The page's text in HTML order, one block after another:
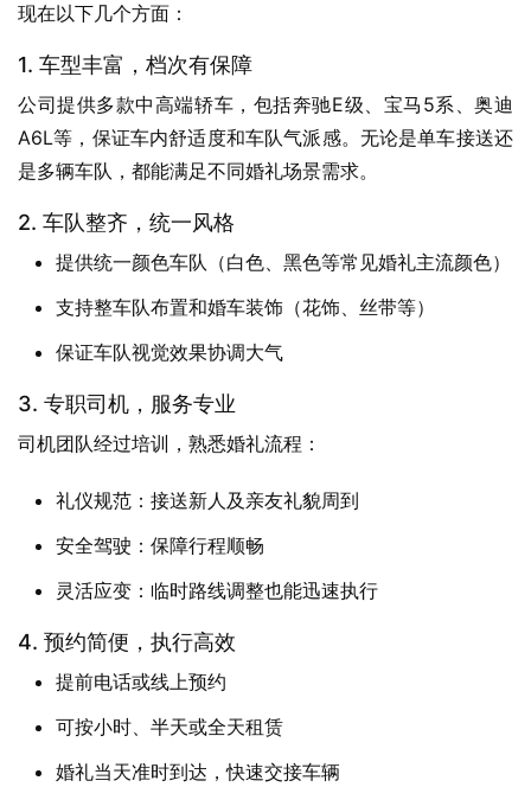
现在以下几个方面：
1. 车型丰富，档次有保障
公司提供多款中高端轿车，包括奔驰E级、宝马5系、奥迪
A6L等，保证车内舒适度和车队气派感。无论是单车接送还
是多辆车队，都能满足不同婚礼场景需求。
2. 车队整齐，统一风格
提供统一颜色车队（白色、黑色等常见婚礼主流颜色）
支持整车队布置和婚车装饰（花饰、丝带等）
保证车队视觉效果协调大气
3. 专职司机，服务专业
司机团队经过培训，熟悉婚礼流程：
礼仪规范：接送新人及亲友礼貌周到
安全驾驶：保障行程顺畅
灵活应变：临时路线调整也能迅速执行
4. 预约简便，执行高效
提前电话或线上预约
可按小时、半天或全天租赁
婚礼当天准时到达，快速交接车辆